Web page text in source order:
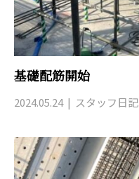
基礎配筋開始
2024.05.24 スタッフ日記